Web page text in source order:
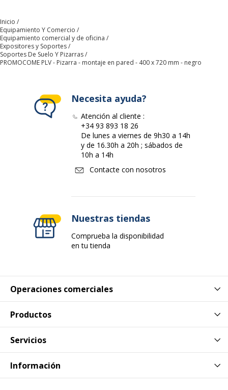
Dimensiones y peso
Dimensiones y peso
Peso del Producto 2 kg
Inicio
Equipamiento Y Comercio
Equipamiento comercial y de oficina
Expositores y Soportes
Soportes De Suelo Y Pizarras
PROMOCOME PLV - Pizarra - montaje en pared - 400 x 720 mm - negro
Operaciones comerciales
Productos
Servicios
Información
Necesita ayuda?
Atención al cliente :
+34 93 893 18 26
De lunes a viernes de 9h30 a 14h
y de 16.30h a 20h ; sábados de
10h a 14h
Contacte con nosotros
Nuestras tiendas
Comprueba la disponibilidad
en tu tienda